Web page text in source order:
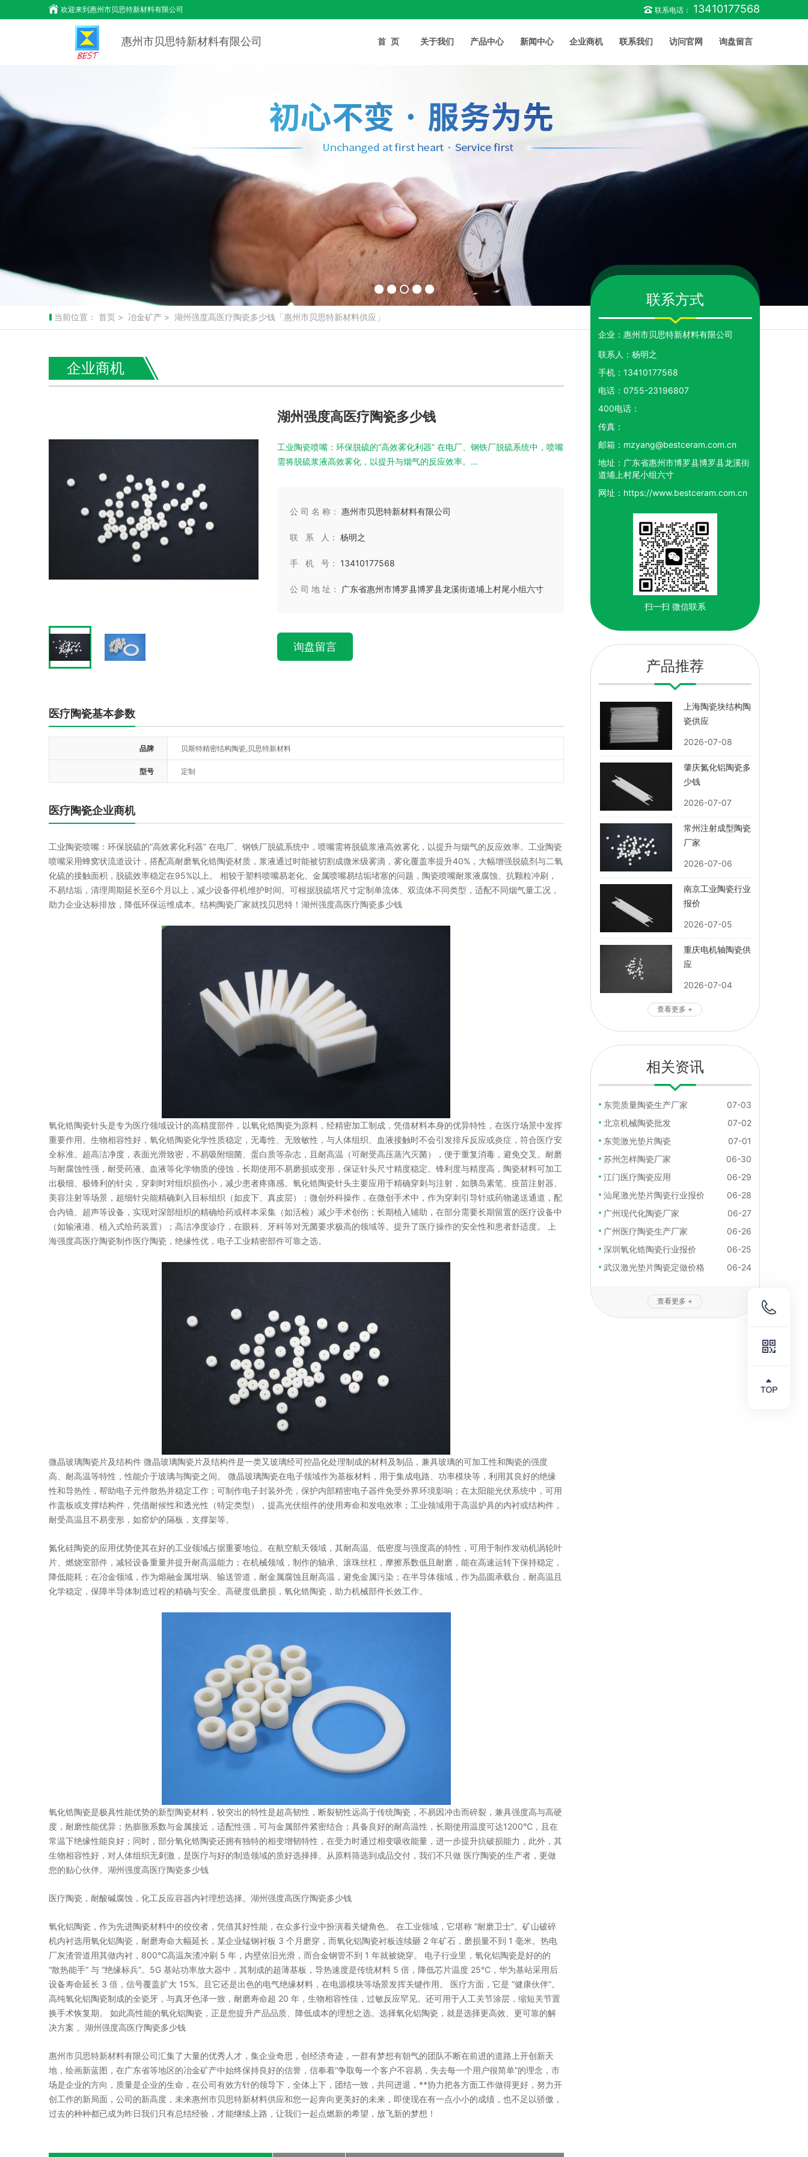
欢迎来到惠州市贝思特新材料有限公司 联系电话： 13410177568
惠州市贝思特新材料有限公司 首页 关于我们 产品中心 新闻中心 企业商机 联系我们 访问官网 询盘留言
当前位置： 首页> 冶金矿产> 湖州强度高医疗陶瓷多少钱「惠州市贝思特新材料供应」
企业商机
湖州强度高医疗陶瓷多少钱
工业陶瓷喷嘴：环保脱硫的“高效雾化利器” 在电厂、钢铁厂脱硫系统中，喷嘴
需将脱硫浆液高效雾化，以提升与烟气的反应效率。...
公 司 名 称： 惠州市贝思特新材料有限公司
联 系 人： 杨明之
手 机 号： 13410177568
公 司 地 址： 广东省惠州市博罗县博罗县龙溪街道埔上村尾小组六寸
询盘留言
医疗陶瓷基本参数
品牌 贝斯特精密结构陶瓷,贝思特新材料
型号 定制
医疗陶瓷企业商机
工业陶瓷喷嘴：环保脱硫的“高效雾化利器” 在电厂、钢铁厂脱硫系统中，喷嘴需将脱硫浆液高效雾化，以提升与烟气的反应效率。工业陶瓷
喷嘴采用蜂窝状流道设计，搭配高耐磨氧化锆陶瓷材质，浆液通过时能被切割成微米级雾滴，雾化覆盖率提升40%，大幅增强脱硫剂与二氧
化硫的接触面积，脱硫效率稳定在95%以上。 相较于塑料喷嘴易老化、金属喷嘴易结垢堵塞的问题，陶瓷喷嘴耐浆液腐蚀、抗颗粒冲刷，
不易结垢，清理周期延长至6个月以上，减少设备停机维护时间。可根据脱硫塔尺寸定制单流体、双流体不同类型，适配不同烟气量工况，
助力企业达标排放，降低环保运维成本。结构陶瓷厂家就找贝思特！湖州强度高医疗陶瓷多少钱
氧化锆陶瓷针头是专为医疗领域设计的高精度部件，以氧化锆陶瓷为原料，经精密加工制成，凭借材料本身的优异特性，在医疗场景中发挥
重要作用。生物相容性好，氧化锆陶瓷化学性质稳定，无毒性、无致敏性，与人体组织、血液接触时不会引发排斥反应或炎症，符合医疗安
全标准。超高洁净度，表面光滑致密，不易吸附细菌、蛋白质等杂志，且耐高温（可耐受高压蒸汽灭菌），便于重复消毒，避免交叉。耐磨
与耐腐蚀性强，耐受药液、血液等化学物质的侵蚀，长期使用不易磨损或变形，保证针头尺寸精度稳定。锋利度与精度高，陶瓷材料可加工
出极细、极锋利的针尖，穿刺时对组织损伤小，减少患者疼痛感。氧化锆陶瓷针头主要应用于精确穿刺与注射，如胰岛素笔、疫苗注射器、
美容注射等场景，超细针尖能精确刺入目标组织（如皮下、真皮层）；微创外科操作，在微创手术中，作为穿刺引导针或药物递送通道，配
合内镜、超声等设备，实现对深部组织的精确给药或样本采集（如活检）减少手术创伤；长期植入辅助，在部分需要长期留置的医疗设备中
（如输液港、植入式给药装置）；高洁净度诊疗，在眼科、牙科等对无菌要求极高的领域等。提升了医疗操作的安全性和患者舒适度。 上
海强度高医疗陶瓷制作医疗陶瓷，绝缘性优，电子工业精密部件可靠之选。
微晶玻璃陶瓷片及结构件 微晶玻璃陶瓷片及结构件是一类又玻璃经可控晶化处理制成的材料及制品，兼具玻璃的可加工性和陶瓷的强度
高、耐高温等特性，性能介于玻璃与陶瓷之间。 微晶玻璃陶瓷在电子领域作为基板材料，用于集成电路、功率模块等，利用其良好的绝缘
性和导热性，帮助电子元件散热并稳定工作；可制作电子封装外壳，保护内部精密电子器件免受外界环境影响；在太阳能光伏系统中，可用
作盖板或支撑结构件，凭借耐候性和透光性（特定类型），提高光伏组件的使用寿命和发电效率；工业领域用于高温炉具的内衬或结构件，
耐受高温且不易变形，如窑炉的隔板，支撑架等。
氮化硅陶瓷的应用优势使其在好的工业领域占据重要地位。在航空航天领域，其耐高温、低密度与强度高的特性，可用于制作发动机涡轮叶
片、燃烧室部件，减轻设备重量并提升耐高温能力；在机械领域，制作的轴承、滚珠丝杠，摩擦系数低且耐磨，能在高速运转下保持稳定，
降低能耗；在冶金领域，作为熔融金属坩埚、输送管道，耐金属腐蚀且耐高温，避免金属污染；在半导体领域，作为晶圆承载台，耐高温且
化学稳定，保障半导体制造过程的精确与安全。高硬度低磨损，氧化锆陶瓷，助力机械部件长效工作。
氧化锆陶瓷是极具性能优势的新型陶瓷材料，较突出的特性是超高韧性，断裂韧性远高于传统陶瓷，不易因冲击而碎裂，兼具强度高与高硬
度，耐磨性能优异；热膨胀系数与金属接近，适配性强，可与金属部件紧密结合；具备良好的耐高温性，长期使用温度可达1200℃，且在
常温下绝缘性能良好；同时，部分氧化锆陶瓷还拥有独特的相变增韧特性，在受力时通过相变吸收能量，进一步提升抗破损能力，此外，其
生物相容性好，对人体组织无刺激，是医疗与好的制造领域的质好选择择。从原料筛选到成品交付，我们不只做 医疗陶瓷的生产者，更做
您的贴心伙伴。湖州强度高医疗陶瓷多少钱
医疗陶瓷，耐酸碱腐蚀，化工反应容器内衬理想选择。湖州强度高医疗陶瓷多少钱
氧化铝陶瓷，作为先进陶瓷材料中的佼佼者，凭借其好性能，在众多行业中扮演着关键角色。 在工业领域，它堪称 “耐磨卫士”。矿山破碎
机内衬选用氧化铝陶瓷，耐磨寿命大幅延长，某企业锰钢衬板 3 个月磨穿，而氧化铝陶瓷衬板连续砸 2 年矿石，磨损量不到 1 毫米。热电
厂灰渣管道用其做内衬，800℃高温灰渣冲刷 5 年，内壁依旧光滑，而合金钢管不到 1 年就被烧穿。 电子行业里，氧化铝陶瓷是好的的
“散热能手” 与 “绝缘标兵”。5G 基站功率放大器中，其制成的超薄基板，导热速度是传统材料 5 倍，降低芯片温度 25℃，华为基站采用后
设备寿命延长 3 倍，信号覆盖扩大 15%。且它还是出色的电气绝缘材料，在电源模块等场景发挥关键作用。 医疗方面，它是 “健康伙伴”。
高纯氧化铝陶瓷制成的全瓷牙，与真牙色泽一致，耐磨寿命超 20 年，生物相容性佳，过敏反应罕见。还可用于人工关节涂层，缩短关节置
换手术恢复期。 如此高性能的氧化铝陶瓷，正是您提升产品品质、降低成本的理想之选。选择氧化铝陶瓷，就是选择更高效、更可靠的解
决方案 。湖州强度高医疗陶瓷多少钱
惠州市贝思特新材料有限公司汇集了大量的优秀人才，集企业奇思，创经济奇迹，一群有梦想有朝气的团队不断在前进的道路上开创新天
地，绘画新蓝图，在广东省等地区的冶金矿产中始终保持良好的信誉，信奉着“争取每一个客户不容易，失去每一个用户很简单”的理念，市
场是企业的方向，质量是企业的生命，在公司有效方针的领导下，全体上下，团结一致，共同进退，**协力把各方面工作做得更好，努力开
创工作的新局面，公司的新高度，未来惠州市贝思特新材料供应和您一起奔向更美好的未来，即使现在有一点小小的成绩，也不足以骄傲，
过去的种种都已成为昨日我们只有总结经验，才能继续上路，让我们一起点燃新的希望，放飞新的梦想！
联系方式
企业： 惠州市贝思特新材料有限公司
联系人： 杨明之
手机： 13410177568
电话： 0755-23196807
400电话：
传真：
邮箱： mzyang@bestceram.com.cn
地址： 广东省惠州市博罗县博罗县龙溪街
道埔上村尾小组六寸
网址： https://www.bestceram.com.cn
扫一扫 微信联系
产品推荐
上海陶瓷块结构陶
瓷供应
2026-07-08
肇庆氮化铝陶瓷多
少钱
2026-07-07
常州注射成型陶瓷
厂家
2026-07-06
南京工业陶瓷行业
报价
2026-07-05
重庆电机轴陶瓷供
应
2026-07-04
查看更多 +
相关资讯
东莞质量陶瓷生产厂家
07-03
北京机械陶瓷批发
07-02
东莞激光垫片陶瓷
07-01
苏州怎样陶瓷厂家
06-30
江门医疗陶瓷应用
06-29
汕尾激光垫片陶瓷行业报价
06-28
广州现代化陶瓷厂家
06-27
广州医疗陶瓷生产厂家
06-26
深圳氧化锆陶瓷行业报价
06-25
武汉激光垫片陶瓷定做价格
06-24
查看更多 +